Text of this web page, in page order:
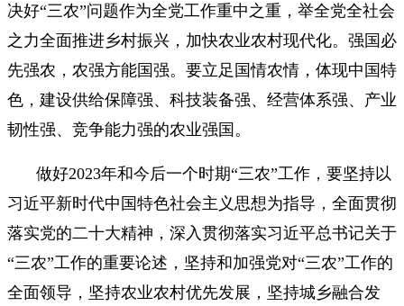
决好“三农”问题作为全党工作重中之重，举全党全社会
之力全面推进乡村振兴，加快农业农村现代化。强国必
先强农，农强方能国强。要立足国情农情，体现中国特
色，建设供给保障强、科技装备强、经营体系强、产业
韧性强、竞争能力强的农业强国。
做好2023年和今后一个时期“三农”工作，要坚持以
习近平新时代中国特色社会主义思想为指导，全面贯彻
落实党的二十大精神，深入贯彻落实习近平总书记关于
“三农”工作的重要论述，坚持和加强党对“三农”工作的
全面领导，坚持农业农村优先发展，坚持城乡融合发